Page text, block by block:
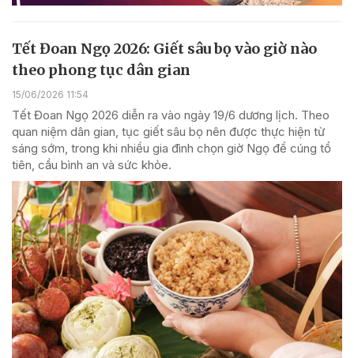
Tết Đoan Ngọ 2026: Giết sâu bọ vào giờ nào
theo phong tục dân gian
15/06/2026 11:54
Tết Đoan Ngọ 2026 diễn ra vào ngày 19/6 dương lịch. Theo
quan niệm dân gian, tục giết sâu bọ nên được thực hiện từ
sáng sớm, trong khi nhiều gia đình chọn giờ Ngọ để cúng tổ
tiên, cầu bình an và sức khỏe.